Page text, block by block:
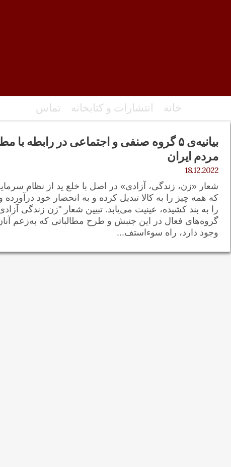
تماس انتشارات و کتابخانه خانه
بیانیه‌ی ۵ گروه صنفی و اجتماعی در رابطه
مردم ایران
18.12.2022
شعار «زن، زندگی، آزادی» در اصل با خلع ید از نظام
که همه چیز را به کالا تبدیل کرده و به انحصار خود
را به بند کشیده، عینیت می‌یابد. تبیین شعار "زن زندگی
گروه‌های فعال در این جنبش و طرح مطالباتی که به‌زعم
وجود دارد، راه سوءاستف...